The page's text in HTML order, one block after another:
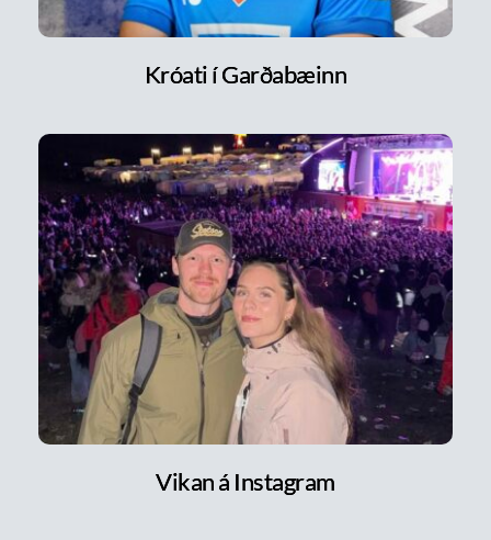
Króati í Garðabæinn
Vikan á Instagram